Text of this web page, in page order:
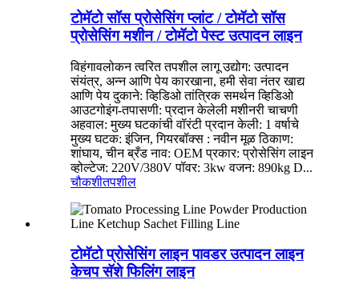
टोमॅटो सॉस प्रोसेसिंग प्लांट / टोमॅटो सॉस
प्रोसेसिंग मशीन / टोमॅटो पेस्ट उत्पादन लाइन
विहंगावलोकन त्वरित तपशील लागू उद्योग: उत्पादन
संयंत्र, अन्न आणि पेय कारखाना, हमी सेवा नंतर खाद्य
आणि पेय दुकाने: व्हिडिओ तांत्रिक समर्थन व्हिडिओ
आउटगोइंग-तपासणी: प्रदान केलेली मशीनरी चाचणी
अहवाल: मुख्य घटकांची वॉरंटी प्रदान केली: 1 वर्षाचे
मुख्य घटक: इंजिन, गियरबॉक्स : नवीन मूळ ठिकाण:
शांघाय, चीन ब्रँड नाव: OEM प्रकार: प्रोसेसिंग लाइन
व्होल्टेज: 220V/380V पॉवर: 3kw वजन: 890kg D...
चौकशीतपशील
टोमॅटो प्रोसेसिंग लाइन पावडर उत्पादन लाइन
केचप सॅशे फिलिंग लाइन